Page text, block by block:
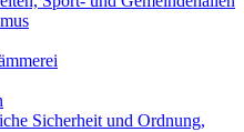
Sicherheit und Ordnung,